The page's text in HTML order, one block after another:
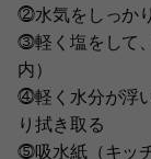
⓶水気をしっか
⓷軽く塩をして
内）
⓸軽く水分が浮
り拭き取る
⓹吸水紙（キッ